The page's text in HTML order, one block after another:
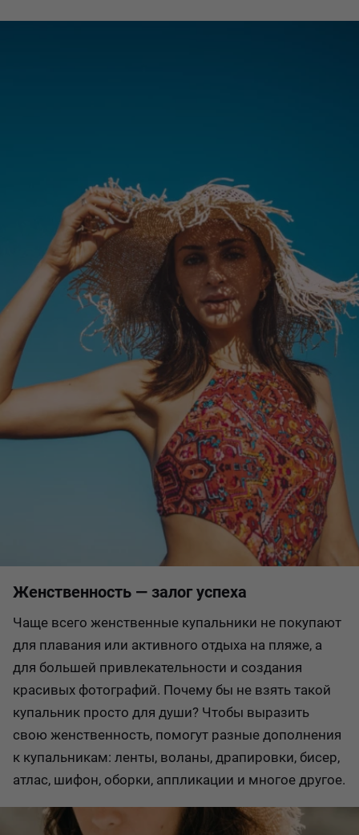
Женственность — залог успеха
Чаще всего женственные купальники не покупают
для плавания или активного отдыха на пляже, а
для большей привлекательности и создания
красивых фотографий. Почему бы не взять такой
купальник просто для души? Чтобы выразить
свою женственность, помогут разные дополнения
к купальникам: ленты, воланы, драпировки, бисер,
атлас, шифон, оборки, аппликации и многое другое.